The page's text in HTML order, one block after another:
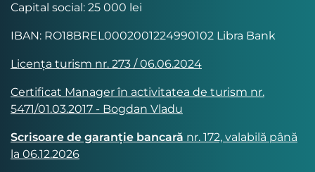
Capital social: 25 000 lei
IBAN: RO18BREL0002001224990102 Libra Bank
Licența turism nr. 273 / 06.06.2024
Certificat Manager în activitatea de turism nr.
5471/01.03.2017 - Bogdan Vladu
Scrisoare de garanție bancară nr. 172, valabilă până
la 06.12.2026